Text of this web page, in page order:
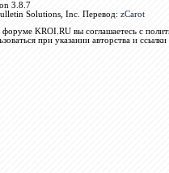
3.8.7
Solutions, Inc. Перевод: zCarot
KROI.RU вы соглашаетесь с
при указании авторства и